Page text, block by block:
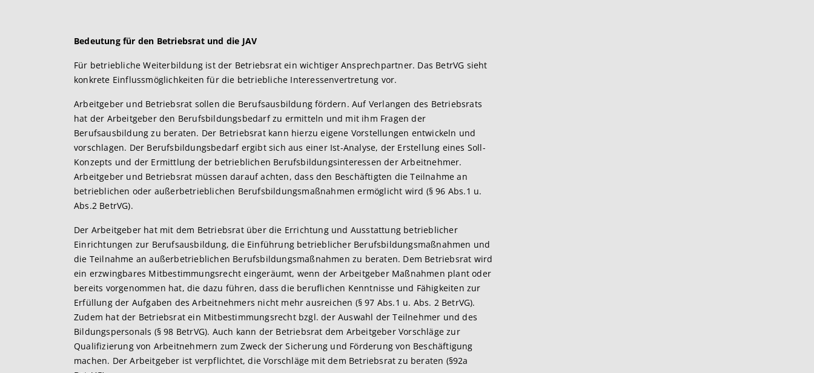
Bedeutung für den Betriebsrat und die JAV
Für betriebliche Weiterbildung ist der Betriebsrat ein wichtiger Ansprechpartner. Das BetrVG sieht
konkrete Einflussmöglichkeiten für die betriebliche Interessenvertretung vor.
Arbeitgeber und Betriebsrat sollen die Berufsausbildung fördern. Auf Verlangen des Betriebsrats
hat der Arbeitgeber den Berufsbildungsbedarf zu ermitteln und mit ihm Fragen der
Berufsausbildung zu beraten. Der Betriebsrat kann hierzu eigene Vorstellungen entwickeln und
vorschlagen. Der Berufsbildungsbedarf ergibt sich aus einer Ist-Analyse, der Erstellung eines Soll-
Konzepts und der Ermittlung der betrieblichen Berufsbildungsinteressen der Arbeitnehmer.
Arbeitgeber und Betriebsrat müssen darauf achten, dass den Beschäftigten die Teilnahme an
betrieblichen oder außerbetrieblichen Berufsbildungsmaßnahmen ermöglicht wird (§ 96 Abs.1 u.
Abs.2 BetrVG).
Der Arbeitgeber hat mit dem Betriebsrat über die Errichtung und Ausstattung betrieblicher
Einrichtungen zur Berufsausbildung, die Einführung betrieblicher Berufsbildungsmaßnahmen und
die Teilnahme an außerbetrieblichen Berufsbildungsmaßnahmen zu beraten. Dem Betriebsrat wird
ein erzwingbares Mitbestimmungsrecht eingeräumt, wenn der Arbeitgeber Maßnahmen plant oder
bereits vorgenommen hat, die dazu führen, dass die beruflichen Kenntnisse und Fähigkeiten zur
Erfüllung der Aufgaben des Arbeitnehmers nicht mehr ausreichen (§ 97 Abs.1 u. Abs. 2 BetrVG).
Zudem hat der Betriebsrat ein Mitbestimmungsrecht bzgl. der Auswahl der Teilnehmer und des
Bildungspersonals (§ 98 BetrVG). Auch kann der Betriebsrat dem Arbeitgeber Vorschläge zur
Qualifizierung von Arbeitnehmern zum Zweck der Sicherung und Förderung von Beschäftigung
machen. Der Arbeitgeber ist verpflichtet, die Vorschläge mit dem Betriebsrat zu beraten (§92a